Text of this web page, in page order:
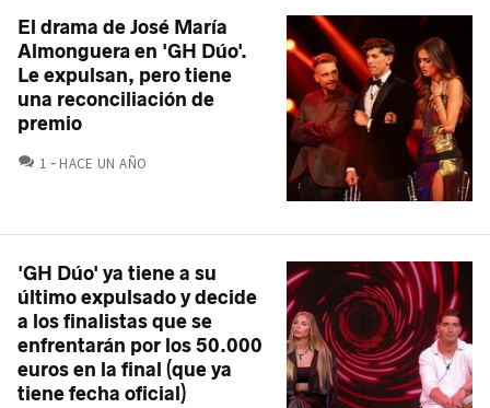
El drama de José María
Almonguera en 'GH Dúo'.
Le expulsan, pero tiene
una reconciliación de
premio
1 COMENTARIOS
HACE UN AÑO
'GH Dúo' ya tiene a su
último expulsado y decide
a los finalistas que se
enfrentarán por los 50.000
euros en la final (que ya
tiene fecha oficial)